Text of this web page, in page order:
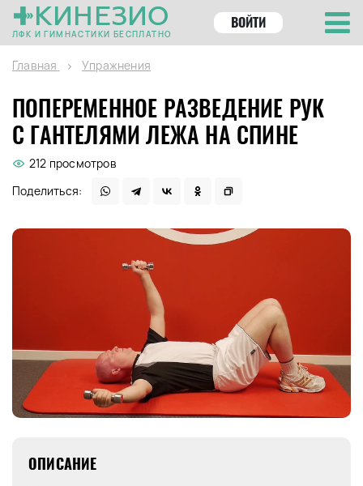
КИНЕЗИО
ЛФК И ГИМНАСТИКИ БЕСПЛАТНО
ВОЙТИ
Главная Упражнения
ПОПЕРЕМЕННОЕ РАЗВЕДЕНИЕ РУК
С ГАНТЕЛЯМИ ЛЕЖА НА СПИНЕ
212 просмотров
Поделиться:
ОПИСАНИЕ